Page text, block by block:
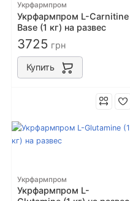
Укрфармпром
Укрфармпром L-Carnitine
Base (1 кг) на развес
3725 грн
Купить
Укрфармпром
Укрфармпром L-